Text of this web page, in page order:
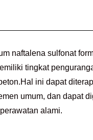
naftalena sulfonat
tingkat
ini dapat
umum, dan dapat
alami.